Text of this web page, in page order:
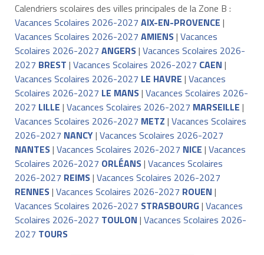
Calendriers scolaires des villes principales de la Zone B :
Vacances Scolaires 2026-2027 AIX-EN-PROVENCE |
Vacances Scolaires 2026-2027 AMIENS| Vacances
Scolaires 2026-2027 ANGERS| Vacances Scolaires 2026-
2027 BREST | Vacances Scolaires 2026-2027 CAEN |
Vacances Scolaires 2026-2027 LE HAVRE | Vacances
Scolaires 2026-2027 LE MANS| Vacances Scolaires 2026-
2027 LILLE | Vacances Scolaires 2026-2027 MARSEILLE |
Vacances Scolaires 2026-2027 METZ | Vacances Scolaires
2026-2027 NANCY| Vacances Scolaires 2026-2027
NANTES| Vacances Scolaires 2026-2027 NICE | Vacances
Scolaires 2026-2027 ORLÉANS| Vacances Scolaires
2026-2027 REIMS| Vacances Scolaires 2026-2027
RENNES| Vacances Scolaires 2026-2027 ROUEN |
Vacances Scolaires 2026-2027 STRASBOURG| Vacances
Scolaires 2026-2027 TOULON | Vacances Scolaires 2026-
2027 TOURS